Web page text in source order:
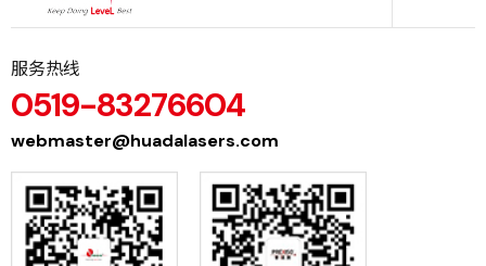
服务热线
0519-83276604
webmaster@huadalasers.com